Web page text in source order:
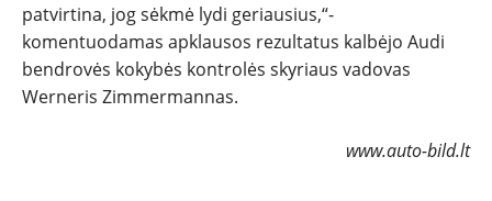
patvirtina, jog sėkmė lydi geriausius,“-
komentuodamas apklausos rezultatus kalbėjo Audi
bendrovės kokybės kontrolės skyriaus vadovas
Werneris Zimmermannas.
www.auto-bild.lt